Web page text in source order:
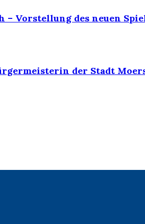
– Vorstellung des neuen
der Stadt